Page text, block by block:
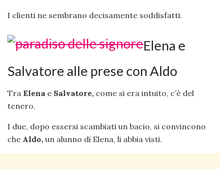
I clienti ne sembrano decisamente soddisfatti.
Elena e
Salvatore alle prese con Aldo
Tra Elena e Salvatore, come si era intuito, c’è del
tenero.
I due, dopo essersi scambiati un bacio, si convincono
che Aldo, un alunno di Elena, li abbia visti.